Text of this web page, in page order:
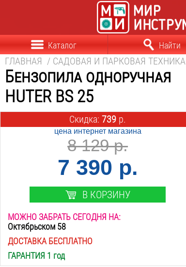
Каталог Найти
ГЛАВНАЯ / САДОВАЯ И ПАРКОВАЯ ТЕХНИКА
Бензопила одноручная
HUTER BS 25
Скидка:739 р.
цена интернет магазина
8 129 р.
7 390 р.
В КОРЗИНУ
МОЖНО ЗАБРАТЬ СЕГОДНЯ НА:
Октябрьском 58
ДОСТАВКА БЕСПЛАТНО
ГАРАНТИЯ 1 год